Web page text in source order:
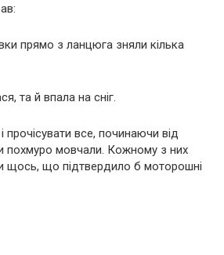
прямо з ланцюга зняли кілька
та й впала на сніг.
прочісувати все, починаючи від
похмуро мовчали. Кожному з них
щось, що підтвердило б моторошні